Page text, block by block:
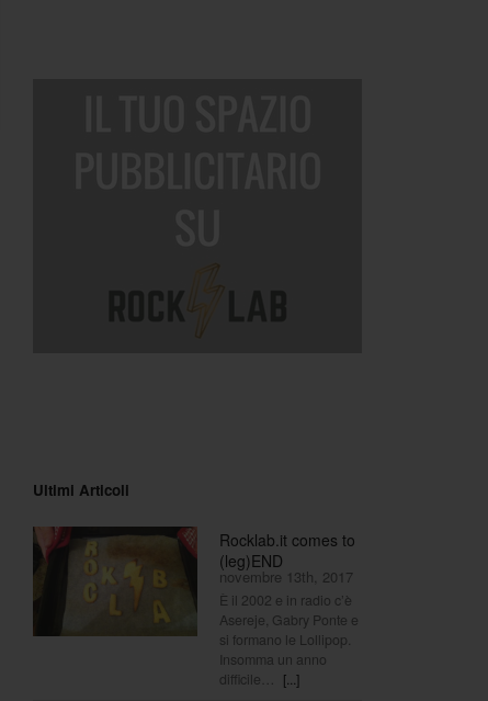
Ultimi Articoli
Rocklab.it comes to
(leg)END
novembre 13th, 2017
È il 2002 e in radio c’è
Asereje, Gabry Ponte e
si formano le Lollipop.
Insomma un anno
difficile… [...]